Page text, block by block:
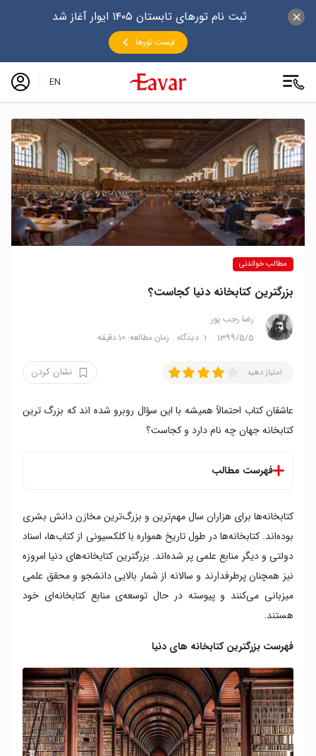
ثبت نام تورهای تابستان ۱۴۰۵ ایوار آغاز شد
لیست تورها
EN
مطالب خواندنی
بزرگترین کتابخانه دنیا کجاست؟
رضا‍ رجب پور
1399/5/5
1 دیدگاه زمان مطالعه: 10 دقیقه
امتیاز دهید نشان کردن
عاشقان کتاب احتمالاً همیشه با این سؤال روبرو شده اند که بزرگ ترین
کتابخانه جهان چه نام دارد و کجاست؟
فهرست مطالب
۱. کتابخانه کنگره آمریکا
آیا می دانستید؟
۲. کتابخانه ملی بریتانیا
آیا می دانستید؟
آیا می دانستید؟
آیا می دانستید؟
آیا می دانستید؟
۶. کتابخانه دولتی روسیه
آیا می دانستید؟
۷. کتابخانه ملی ژاپن
آیا می دانستید؟
کتابخانه‌ها برای هزاران سال مهم‌ترین و بزرگ‌‌ترین مخازن دانش بشری
بوده‌اند. کتابخانه‌ها در طول تاریخ همواره با کلکسیونی از کتاب‌ها، اسناد
دولتی و دیگر منابع علمی پر شده‌اند. بزرگترین کتابخانه‌های دنیا امروزه
نیز همچنان پرطرفدارند و سالانه از شمار بالایی دانشجو و محقق علمی
میزبانی می‌کنند و پیوسته در حال توسعه‌ی منابع کتابخانه‌ای خود
هستند.
فهرست بزرگترین کتابخانه های دنیا